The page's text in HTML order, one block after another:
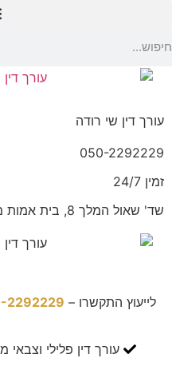
עורך דין שי רודה
050-2292229
זמין 24/7
שד' שאול המלך 8, בית אמות משפט, תל-אביב
לייעוץ התקשרו – 2292229
עורך דין פלילי וצבאי